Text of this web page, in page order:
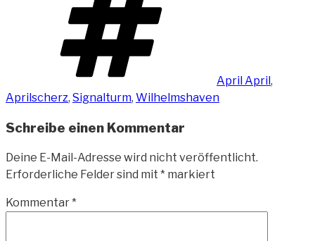
April April,
Aprilscherz, Signalturm, Wilhelmshaven
Schreibe einen Kommentar
Deine E-Mail-Adresse wird nicht veröffentlicht.
Erforderliche Felder sind mit * markiert
Kommentar*